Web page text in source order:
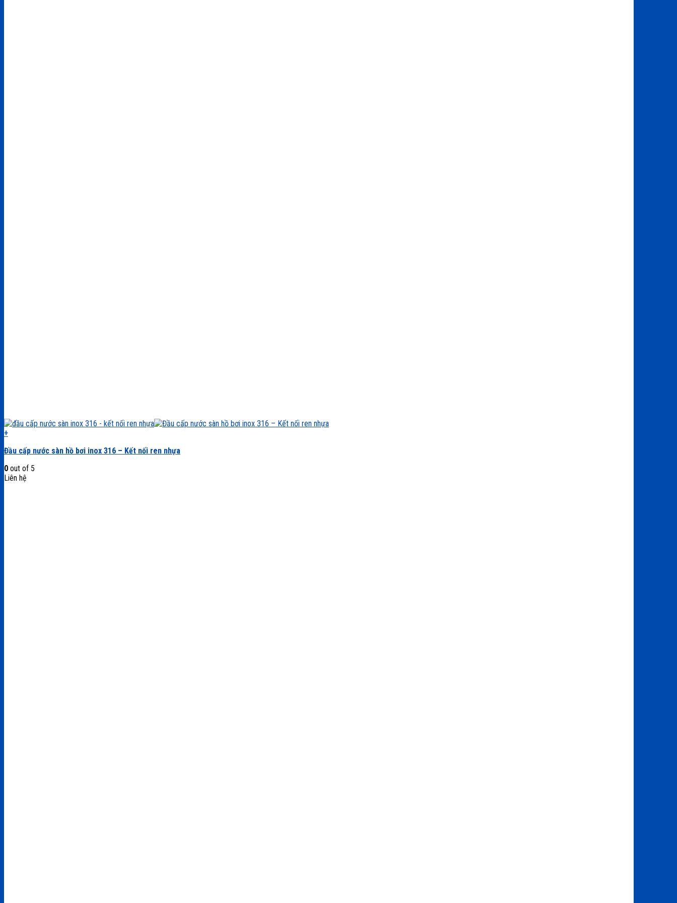
+
Đầu cấp nước sàn hồ bơi inox 316 – Kết nối ren nhựa
0 out of 5
Liên hệ